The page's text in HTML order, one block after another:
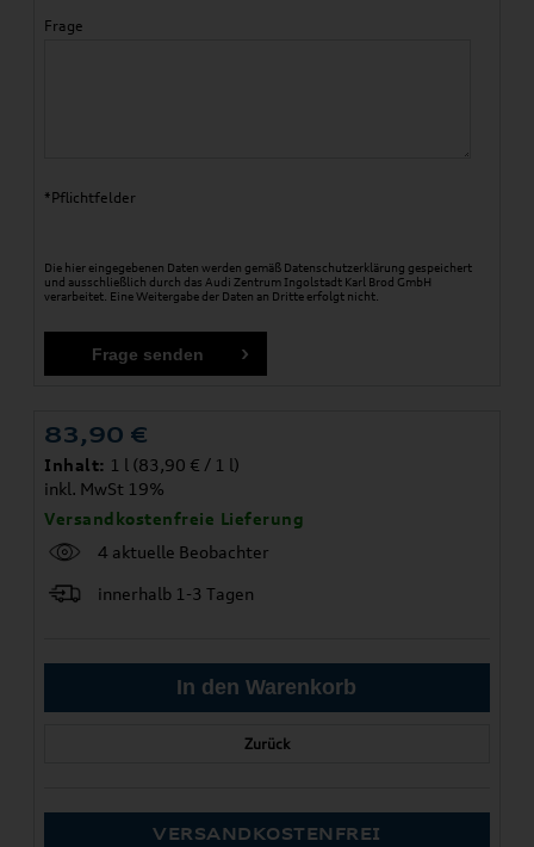
Frage
*Pflichtfelder
Die hier eingegebenen Daten werden gemäß Datenschutzerklärung gespeichert
und ausschließlich durch das Audi Zentrum Ingolstadt Karl Brod GmbH
verarbeitet. Eine Weitergabe der Daten an Dritte erfolgt nicht.
83,90 €
Inhalt: 1 l (83,90 € / 1 l)
inkl. MwSt 19%
Versandkostenfreie Lieferung
4 aktuelle Beobachter
innerhalb 1-3 Tagen
Zurück
VERSANDKOSTENFREI